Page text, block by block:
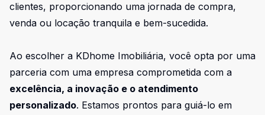
clientes, proporcionando uma jornada de compra,
venda ou locação tranquila e bem-sucedida.
Ao escolher a KDhome Imobiliária, você opta por uma
parceria com uma empresa comprometida com a
excelência, a inovação e o atendimento
personalizado. Estamos prontos para guiá-lo em